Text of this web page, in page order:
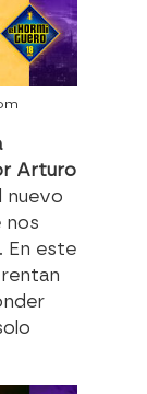
Arturo
nuevo
nos
En este